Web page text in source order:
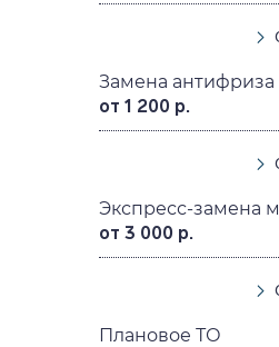
Замена антифриза
от 1 200 р.
Экспресс-замена
от 3 000 р.
Плановое ТО